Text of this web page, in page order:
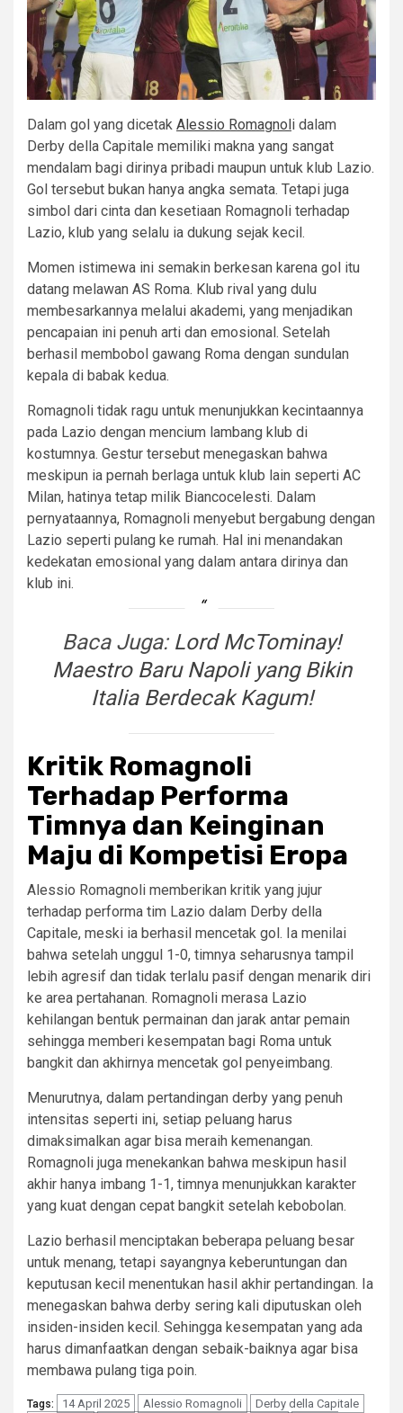
Dalam gol yang dicetak Alessio Romagnoli dalam
Derby della Capitale memiliki makna yang sangat
mendalam bagi dirinya pribadi maupun untuk klub Lazio.
Gol tersebut bukan hanya angka semata. Tetapi juga
simbol dari cinta dan kesetiaan Romagnoli terhadap
Lazio, klub yang selalu ia dukung sejak kecil.
Momen istimewa ini semakin berkesan karena gol itu
datang melawan AS Roma. Klub rival yang dulu
membesarkannya melalui akademi, yang menjadikan
pencapaian ini penuh arti dan emosional. Setelah
berhasil membobol gawang Roma dengan sundulan
kepala di babak kedua.
Romagnoli tidak ragu untuk menunjukkan kecintaannya
pada Lazio dengan mencium lambang klub di
kostumnya. Gestur tersebut menegaskan bahwa
meskipun ia pernah berlaga untuk klub lain seperti AC
Milan, hatinya tetap milik Biancocelesti. Dalam
pernyataannya, Romagnoli menyebut bergabung dengan
Lazio seperti pulang ke rumah. Hal ini menandakan
kedekatan emosional yang dalam antara dirinya dan
klub ini.
Baca Juga: Lord McTominay!
Maestro Baru Napoli yang Bikin
Italia Berdecak Kagum!
Kritik Romagnoli
Terhadap Performa
Timnya dan Keinginan
Maju di Kompetisi Eropa
Alessio Romagnoli memberikan kritik yang jujur
terhadap performa tim Lazio dalam Derby della
Capitale, meski ia berhasil mencetak gol. Ia menilai
bahwa setelah unggul 1-0, timnya seharusnya tampil
lebih agresif dan tidak terlalu pasif dengan menarik diri
ke area pertahanan. Romagnoli merasa Lazio
kehilangan bentuk permainan dan jarak antar pemain
sehingga memberi kesempatan bagi Roma untuk
bangkit dan akhirnya mencetak gol penyeimbang.
Menurutnya, dalam pertandingan derby yang penuh
intensitas seperti ini, setiap peluang harus
dimaksimalkan agar bisa meraih kemenangan.
Romagnoli juga menekankan bahwa meskipun hasil
akhir hanya imbang 1-1, timnya menunjukkan karakter
yang kuat dengan cepat bangkit setelah kebobolan.
Lazio berhasil menciptakan beberapa peluang besar
untuk menang, tetapi sayangnya keberuntungan dan
keputusan kecil menentukan hasil akhir pertandingan. Ia
menegaskan bahwa derby sering kali diputuskan oleh
insiden-insiden kecil. Sehingga kesempatan yang ada
harus dimanfaatkan dengan sebaik-baiknya agar bisa
membawa pulang tiga poin.
Tags: 14 April 2025 Alessio Romagnoli
Derby della Capitale